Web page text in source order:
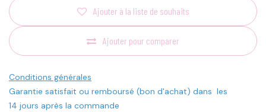
Ajouter pour comparer
Ajouter à la liste de souhaits
Conditions générales
Garantie satisfait ou remboursé (bon d'achat) dans les
14 jours après la commande